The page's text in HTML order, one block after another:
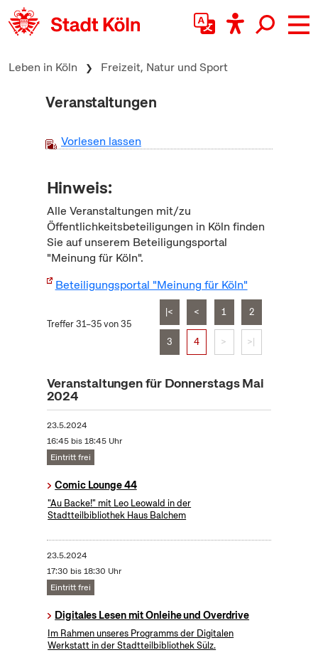
zum Inhalt springen
Leben in Köln Freizeit, Natur und Sport
Veranstaltungen
Vorlesen lassen
Hinweis:
Alle Veranstaltungen mit/zu
Öffentlichkeitsbeteiligungen in Köln finden
Sie auf unserem Beteiligungsportal
"Meinung für Köln".
Beteiligungsportal "Meinung für Köln"
Treffer 31–35 von 35
|< < 1 2
3 4 > >|
Veranstaltungen für Donnerstags Mai
2024
23.5.2024
16:45 bis 18:45 Uhr
Eintritt frei
Comic Lounge 44
"Au Backe!" mit Leo Leowald in der
Stadtteilbibliothek Haus Balchem
23.5.2024
17:30 bis 18:30 Uhr
Eintritt frei
Digitales Lesen mit Onleihe und Overdrive
Im Rahmen unseres Programms der Digitalen
Werkstatt in der Stadtteilbibliothek Sülz.